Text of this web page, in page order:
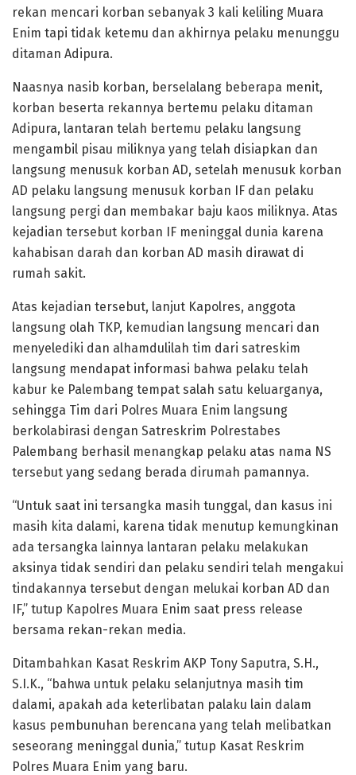
rekan mencari korban sebanyak 3 kali keliling Muara
Enim tapi tidak ketemu dan akhirnya pelaku menunggu
ditaman Adipura.
Naasnya nasib korban, berselalang beberapa menit,
korban beserta rekannya bertemu pelaku ditaman
Adipura, lantaran telah bertemu pelaku langsung
mengambil pisau miliknya yang telah disiapkan dan
langsung menusuk korban AD, setelah menusuk korban
AD pelaku langsung menusuk korban IF dan pelaku
langsung pergi dan membakar baju kaos miliknya. Atas
kejadian tersebut korban IF meninggal dunia karena
kahabisan darah dan korban AD masih dirawat di
rumah sakit.
Atas kejadian tersebut, lanjut Kapolres, anggota
langsung olah TKP, kemudian langsung mencari dan
menyelediki dan alhamdulilah tim dari satreskim
langsung mendapat informasi bahwa pelaku telah
kabur ke Palembang tempat salah satu keluarganya,
sehingga Tim dari Polres Muara Enim langsung
berkolabirasi dengan Satreskrim Polrestabes
Palembang berhasil menangkap pelaku atas nama NS
tersebut yang sedang berada dirumah pamannya.
“Untuk saat ini tersangka masih tunggal, dan kasus ini
masih kita dalami, karena tidak menutup kemungkinan
ada tersangka lainnya lantaran pelaku melakukan
aksinya tidak sendiri dan pelaku sendiri telah mengakui
tindakannya tersebut dengan melukai korban AD dan
IF,” tutup Kapolres Muara Enim saat press release
bersama rekan-rekan media.
Ditambahkan Kasat Reskrim AKP Tony Saputra, S.H.,
S.I.K., “bahwa untuk pelaku selanjutnya masih tim
dalami, apakah ada keterlibatan palaku lain dalam
kasus pembunuhan berencana yang telah melibatkan
seseorang meninggal dunia,” tutup Kasat Reskrim
Polres Muara Enim yang baru.